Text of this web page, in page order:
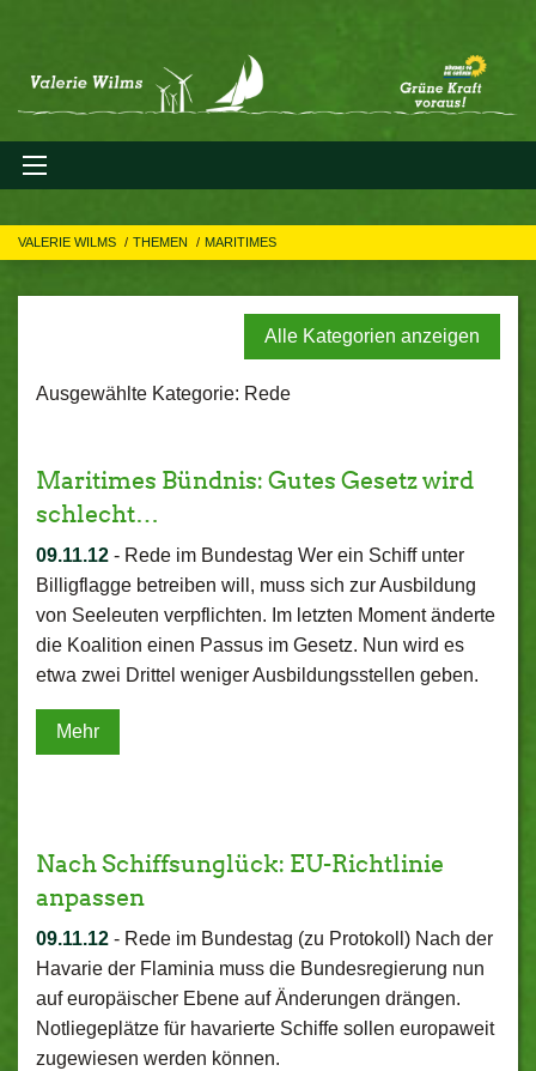
VALERIE WILMS THEMEN MARITIMES
Alle Kategorien anzeigen
Ausgewählte Kategorie: Rede
Maritimes Bündnis: Gutes Gesetz wird
schlecht…
09.11.12 - Rede im Bundestag Wer ein Schiff unter
Billigflagge betreiben will, muss sich zur Ausbildung
von Seeleuten verpflichten. Im letzten Moment änderte
die Koalition einen Passus im Gesetz. Nun wird es
etwa zwei Drittel weniger Ausbildungsstellen geben.
Mehr
Nach Schiffsunglück: EU-Richtlinie
anpassen
09.11.12 - Rede im Bundestag (zu Protokoll) Nach der
Havarie der Flaminia muss die Bundesregierung nun
auf europäischer Ebene auf Änderungen drängen.
Notliegeplätze für havarierte Schiffe sollen europaweit
zugewiesen werden können.